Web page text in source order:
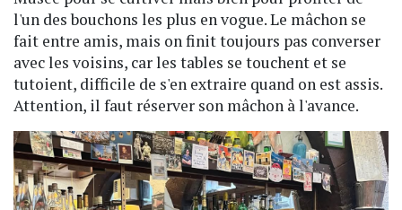
l'un des bouchons les plus en vogue. Le mâchon se
fait entre amis, mais on finit toujours pas converser
avec les voisins, car les tables se touchent et se
tutoient, difficile de s'en extraire quand on est assis.
Attention, il faut réserver son mâchon à l'avance.